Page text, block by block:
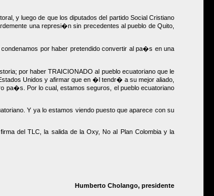
y luego de que los diputados del partido Social Cristiano
una represi�n sin precedentes al pueblo de Quito,
por haber pretendido convertir al pa�s en una
por haber TRAICIONADO al pueblo ecuatoriano que le
Unidos y afirmar que en �l tendr� a su mejor aliado,
Por lo cual, estamos seguros, el pueblo ecuatoriano
Y ya lo estamos viendo puesto que aparece con su
del TLC, la salida de la Oxy, No al Plan Colombia y la
Humberto Cholango, presidente